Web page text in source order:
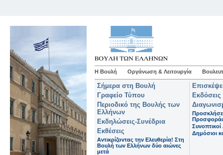
Η Βουλή Οργάνωση & Λειτουργία
Σήμερα στη Βουλή
Γραφείο Τύπου
Περιοδικό της Βουλής των
Ελλήνων
Εκδηλώσεις-Συνέδρια
Εκθέσεις
Αντικρίζοντας την Ελευθερία! Στη
Βουλή των Ελλήνων δύο αιώνες
μετά
Εκδόσεις
Δημόσιοι